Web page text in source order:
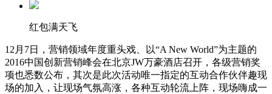
红包满天飞
12月7日，营销领域年度重头戏、以“A New World”为主题的
2016中国创新营销峰会在北京JW万豪酒店召开，各级营销奖
项也悉数公布，其次是此次活动唯一指定的互动合作伙伴趣现
场的加入，让现场气氛高涨，各种互动轮流上阵，现场嗨成一